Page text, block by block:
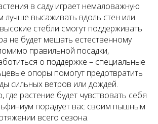
в саду играет немаловажную
лучше высаживать вдоль стен или
стебли смогут поддерживать
не будет мешать естественному
правильной посадки,
о поддержке – специальные
опоры помогут предотвратить
сильных ветров или дождей.
растение будет чувствовать себя
порадует вас своим пышным
всего сезона.